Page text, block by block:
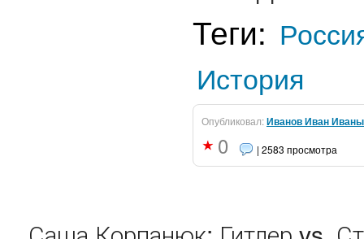
Теги:
История
Опубликовал:Иванов Иван
0 | 2583 просмотра